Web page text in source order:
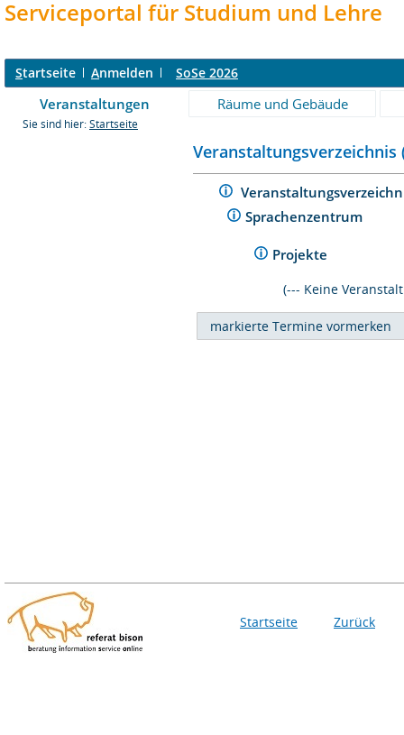
Serviceportal für Studium und Lehre
Startseite Anmelden SoSe 2026
Veranstaltungen Räume und Gebäude
Sie sind hier: Startseite
Veranstaltungsverzeichnis
Sprachenzentrum
Projekte
(--- Keine
Startseite Zurück